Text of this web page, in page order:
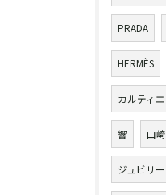
PRADA
HERMÈS
カルティエ
響 山崎
ジュビリー